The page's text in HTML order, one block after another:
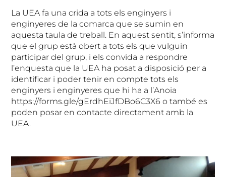
La UEA fa una crida a tots els enginyers i
enginyeres de la comarca que se sumin en
aquesta taula de treball. En aquest sentit, s’informa
que el grup està obert a tots els que vulguin
participar del grup, i els convida a respondre
l’enquesta que la UEA ha posat a disposició per a
identificar i poder tenir en compte tots els
enginyers i enginyeres que hi ha a l’Anoia
https://forms.gle/gErdhEiJfDBo6C3X6 o també es
poden posar en contacte directament amb la
UEA.